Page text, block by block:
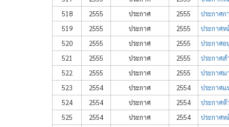
518
2555 ประกาศ 2555
ประกาศก
519
2555 ประกาศ 2555
ประกาศห
520
2555 ประกาศ 2555
ประกาศ
521
2555 ประกาศ 2555
ประกาศส
522
2555 ประกาศ 2555
ประกาศม
523
2554 ประกาศ 2554
ประกาศแ
524
2554 ประกาศ 2554
ประกาศตั
525
2554 ประกาศ 2554
ประกาศห